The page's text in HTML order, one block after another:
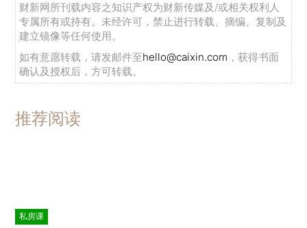
财新网所刊载内容之知识产权为财新传媒及/或相关权利人
专属所有或持有。未经许可，禁止进行转载、摘编、复制及
建立镜像等任何使用。
如有意愿转载，请发邮件至hello@caixin.com ，获得书面
确认及授权后，方可转载。
推荐阅读
私房课